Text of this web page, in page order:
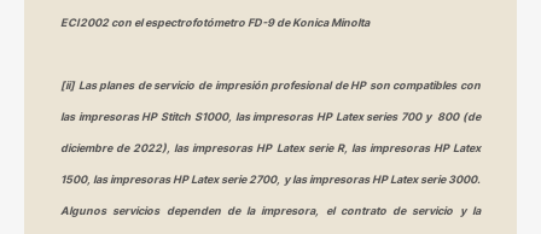
ECI2002 con el espectrofotómetro FD-9 de Konica Minolta
[ii] Las planes de servicio de impresión profesional de HP son compatibles con
las impresoras HP Stitch S1000, las impresoras HP Latex series 700 y 800 (de
diciembre de 2022), las impresoras HP Latex serie R, las impresoras HP Latex
1500, las impresoras HP Latex serie 2700, y las impresoras HP Latex serie 3000.
Algunos servicios dependen de la impresora, el contrato de servicio y la